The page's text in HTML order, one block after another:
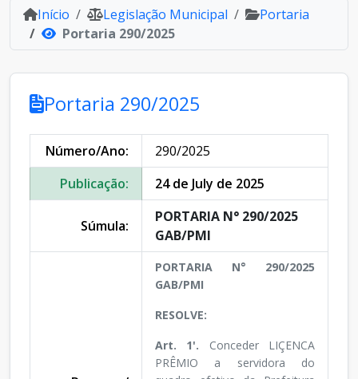
Início Legislação Municipal
Portaria
Portaria 290/2025
Portaria 290/2025
Número/Ano:
290/2025
Publicação:
24 de July de 2025
Súmula:
PORTARIA N° 290/2025
GAB/PMI
PORTARIA N° 290/2025
GAB/PMI
RESOLVE:
Art. 1'. Conceder LIÇENCA
PRÊMIO a servidora do